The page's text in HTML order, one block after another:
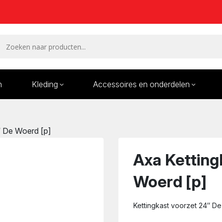
Kleding Accessoires en onderdelen
Woerd [p]
Axa
Woerd [p]
Kettingkast voorzet 24″